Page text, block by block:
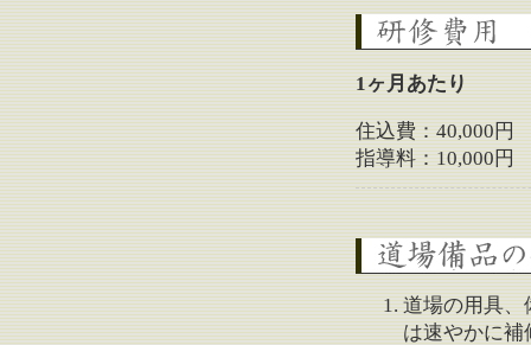
研修費用
1ヶ月あたり
住込費：40,000円
指導料：10,000円
道場備品の使用につ
道場の用具、
は速やかに補